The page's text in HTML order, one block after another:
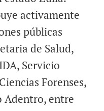
activamente
públicas
de Salud,
Servicio
Forenses,
Adentro, entre